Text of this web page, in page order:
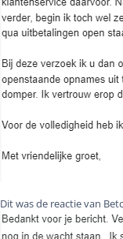
Dit was de reactie van